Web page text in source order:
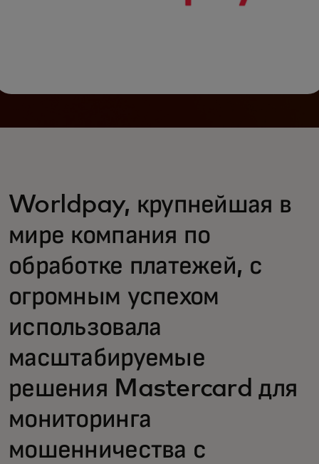
Worldpay, крупнейшая в
мире компания по
обработке платежей, с
огромным успехом
использовала
масштабируемые
решения Mastercard для
мониторинга
мошенничества с